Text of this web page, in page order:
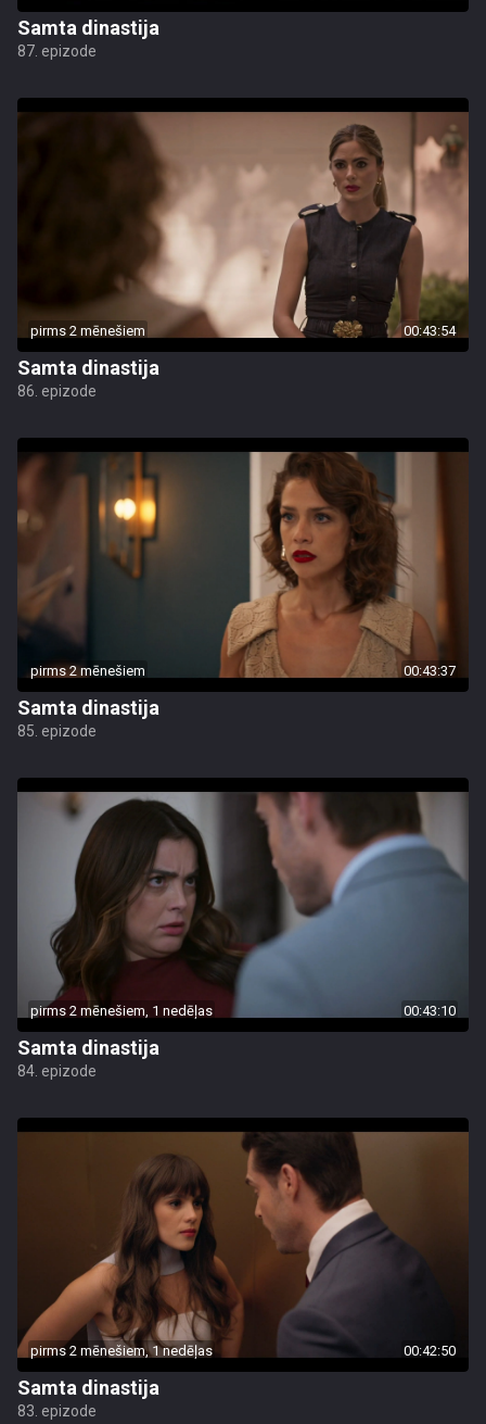
Samta dinastija
87. epizode
pirms 2 mēnešiem 00:43:54
Samta dinastija
86. epizode
pirms 2 mēnešiem 00:43:37
Samta dinastija
85. epizode
pirms 2 mēnešiem, 1 nedēļas 00:43:10
Samta dinastija
84. epizode
pirms 2 mēnešiem, 1 nedēļas 00:42:50
Samta dinastija
83. epizode